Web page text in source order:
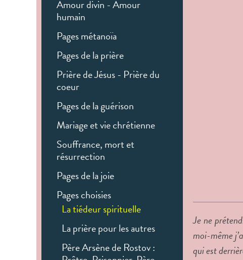
Amour divin - Amour
humain
Pages métanoïa
Pages de la prière
Prière de Jésus - Prière du
coeur
Pages de la guérison
Mariage et vie chrétienne
Souffrance, mort et
résurrection
Pages de la joie
Pages choisies
La tiédeur spirituelle
La prière pour les autres
Père Arsène de Rostov :
Je ne
moi-même
qui est